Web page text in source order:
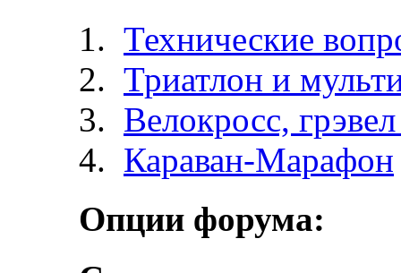
Технические
Триатлон и
Велокросc,
Караван-Марафон
Опции форума: